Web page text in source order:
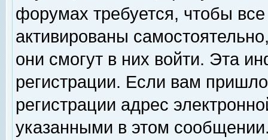
форумах требуется, чтобы
активированы
они смогут в них войти. Эта
регистрации. Если вам
регистрации адрес
указанными в этом